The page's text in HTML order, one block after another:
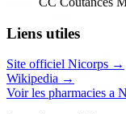
Liens utiles
Site officiel Nicorps →
Wikipedia →
Voir les pharmacies a